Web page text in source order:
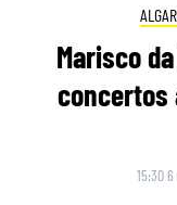
Marisco
concertos
15:30